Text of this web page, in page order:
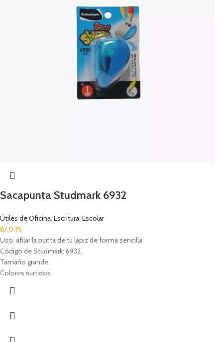
Sacapunta Studmark 6932
Útiles de Oficina, Escritura, Escolar
B/.0.75
Uso: afilar la punta de tu lápiz de forma sencilla.
Código de Studmark: 6932.
Tamaño grande.
Colores surtidos.